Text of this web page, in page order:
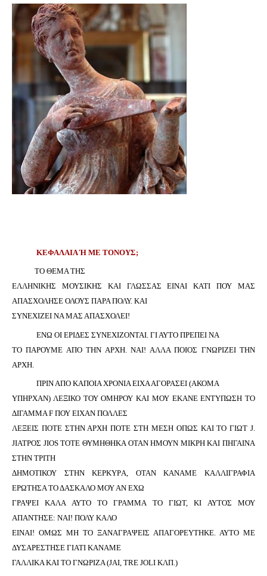
ΚΕΦΑΛΑΙΑ Ή ΜΕ ΤΟΝΟΥΣ;
ΤΟ ΘΕΜΑ ΤΗΣ
ΕΛΛΗΝΙΚΗΣ ΜΟΥΣΙΚΗΣ ΚΑΙ ΓΛΩΣΣΑΣ ΕΙΝΑΙ ΚΑΤΙ ΠΟΥ ΜΑΣ
ΑΠΑΣΧΟΛΗΣΕ ΟΛΟΥΣ ΠΑΡΑ ΠΟΛΥ. ΚΑΙ
ΣΥΝΕΧΙΖΕΙ ΝΑ ΜΑΣ ΑΠΑΣΧΟΛΕΙ!
ΕΝΩ ΟΙ ΕΡΙΔΕΣ ΣΥΝΕΧΙΖΟΝΤΑΙ. ΓΙ ΑΥΤΟ ΠΡΕΠΕΙ ΝΑ
ΤΟ ΠΑΡΟΥΜΕ ΑΠΟ ΤΗΝ ΑΡΧΗ. ΝΑΙ! ΑΛΛΑ ΠΟΙΟΣ ΓΝΩΡΙΖΕΙ ΤΗΝ
ΑΡΧΗ.
ΠΡΙΝ ΑΠΟ ΚΑΠΟΙΑ ΧΡΟΝΙΑ ΕΙΧΑ ΑΓΟΡΑΣΕΙ (ΑΚΟΜΑ
ΥΠΗΡΧΑΝ) ΛΕΞΙΚΟ ΤΟΥ ΟΜΗΡΟΥ ΚΑΙ ΜΟΥ ΕΚΑΝΕ ΕΝΤΥΠΩΣΗ ΤΟ
ΔΙΓΑΜΜΑF ΠΟΥ ΕΙΧΑΝ ΠΟΛΛΕΣ
ΛΕΞΕΙΣ ΠΟΤΕ ΣΤΗΝ ΑΡΧΗ ΠΟΤΕ ΣΤΗ ΜΕΣΗ OΠΩΣ KAIΤΟ ΓΙΩT J.
JΙΑΤΡΟΣ JIOSΤΟΤΕ ΘΥΜΗΘΗΚΑ ΟΤΑΝ ΗΜΟΥΝ ΜΙΚΡΗ ΚΑΙ ΠΗΓΑΙΝΑ
ΣΤΗΝ ΤΡΙΤΗ
ΔΗΜΟΤΙΚΟΥ ΣTHN KEΡKYΡA, ΟΤΑΝ ΚΑΝΑΜΕ ΚΑΛΛΙΓΡΑΦΙΑ
ΕΡΩΤΗΣΑ ΤΟ ΔΑΣΚΑΛΟ ΜΟΥ ΑΝ ΕΧΩ
ΓΡΑΨΕΙ ΚΑΛΑ ΑΥΤΟ ΤΟ ΓΡΑΜΜΑ ΤΟ ΓΙΩΤ, ΚΙ ΑΥΤΟΣ ΜΟΥ
ΑΠΑΝΤΗΣΕ: ΝΑΙ! ΠΟΛΥ ΚΑΛΟ
ΕΙΝΑΙ! ΟΜΩΣ ΜΗ ΤΟ ΞΑΝΑΓΡΑΨΕΙΣ ΑΠΑΓΟΡΕΥΤΗΚΕ. ΑΥΤΟ ΜΕ
ΔΥΣΑΡΕΣΤΗΣΕ ΓΙΑΤΙ ΚΑΝΑΜΕ
ΓΑΛΛΙΚΑ ΚΑΙ ΤΟ ΓΝΩΡΙΖΑ (JAI, TRE JOLI ΚΛΠ.)